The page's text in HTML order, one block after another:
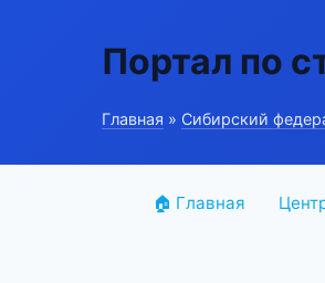
Портал по
Главная » Сибирский
🏠 Главная